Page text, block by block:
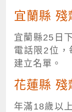
宜蘭縣 殘
宜蘭縣25日
電話限2位，
建立名單。
花蓮縣 殘
年滿18歲以